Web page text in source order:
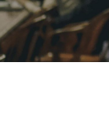
الشئون الأكاديمية
البحث العلمي